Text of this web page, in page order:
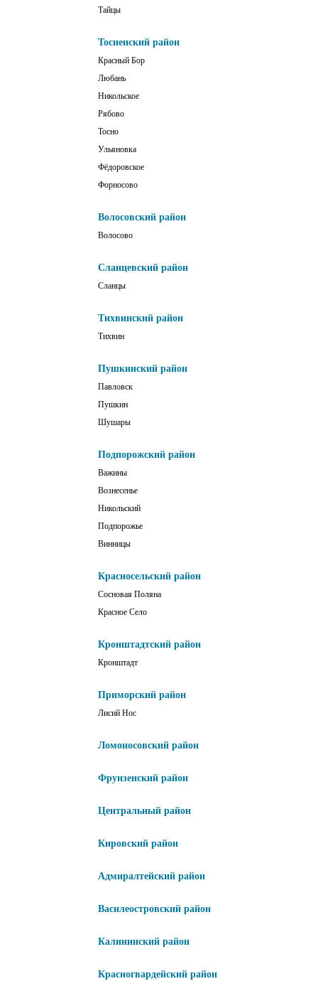
Тайцы
Тосненский район
Красный Бор
Любань
Никольское
Рябово
Тосно
Ульяновка
Фёдоровское
Форносово
Волосовский район
Волосово
Сланцевский район
Сланцы
Тихвинский район
Тихвин
Пушкинский район
Павловск
Пушкин
Шушары
Подпорожский район
Важины
Вознесенье
Никольский
Подпорожье
Винницы
Красносельский район
Сосновая Поляна
Красное Село
Кронштадтский район
Кронштадт
Приморский район
Лисий Нос
Ломоносовский район
Фрунзенский район
Центральный район
Кировский район
Адмиралтейский район
Василеостровский район
Калининский район
Красногвардейский район